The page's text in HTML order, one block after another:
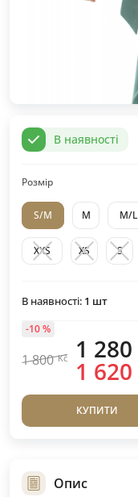
В наявності
Розмір
S/M M M/L
XXS XS S
В наявності: 1 шт
1 800 Kč 1 280
1 620
-10 %
КУПИТИ
Опис